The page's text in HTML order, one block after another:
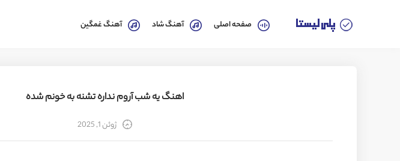
صفحه اصلی آهنگ شاد آهنگ غمگین
اهنگ یه شب آروم نداره تشنه به خونم شده
ژوئن 1, 2025